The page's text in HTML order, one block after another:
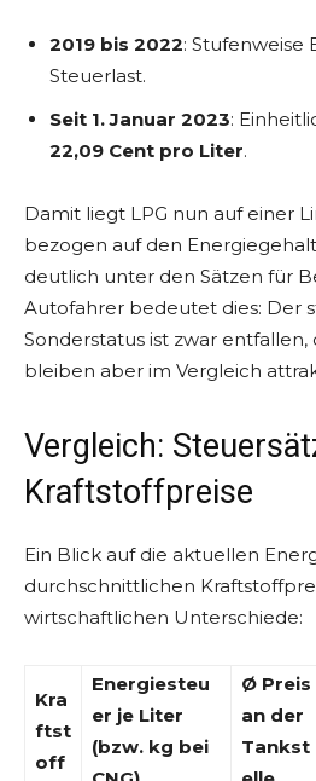
2019 bis 2022: Stufenweise
Steuerlast.
Seit 1. Januar 2023:
22,09 Cent pro Liter.
Damit liegt LPG nun auf einer
bezogen auf den
deutlich unter den Sätzen für
Autofahrer bedeutet dies: Der
Sonderstatus ist zwar
bleiben aber im Vergleich
Vergleich:
Kraftstoffpreise
Ein Blick auf die aktuellen
durchschnittlichen
wirtschaftlichen Unterschiede:
Kra
ftst
off
Energiesteu
er je Liter
(bzw. kg bei
Ø Preis
an der
Tankst